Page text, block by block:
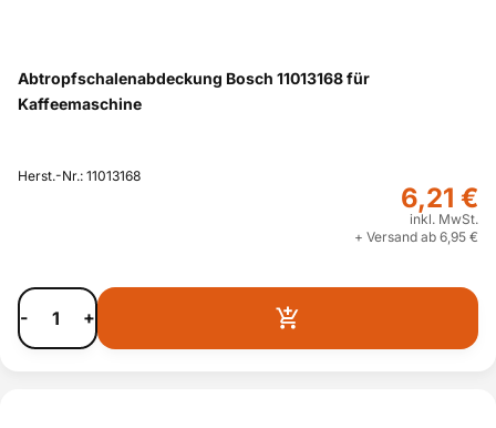
Abtropfschalenabdeckung Bosch 11013168 für
Kaffeemaschine
Herst.-Nr.: 11013168
6,21 €
inkl. MwSt.
+ Versand ab 6,95 €
- +